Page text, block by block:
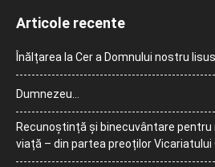
Articole recente
Înălțarea la Cer a Domnului nostru
Dumnezeu…
Recunoștință și binecuvântare
viață – din partea preoților Vicariatului